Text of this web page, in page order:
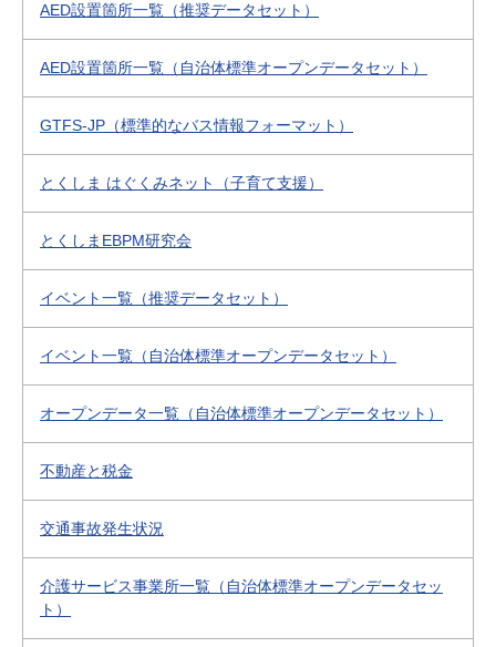
AED設置箇所一覧（推奨データセット）
AED設置箇所一覧（自治体標準オープンデータセット）
GTFS-JP（標準的なバス情報フォーマット）
とくしま はぐくみネット（子育て支援）
とくしまEBPM研究会
イベント一覧（推奨データセット）
イベント一覧（自治体標準オープンデータセット）
オープンデータ一覧（自治体標準オープンデータセット）
不動産と税金
交通事故発生状況
介護サービス事業所一覧（自治体標準オープンデータセッ
ト）